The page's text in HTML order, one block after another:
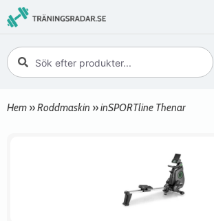
Hem »Roddmaskin »inSPORTline Thenar